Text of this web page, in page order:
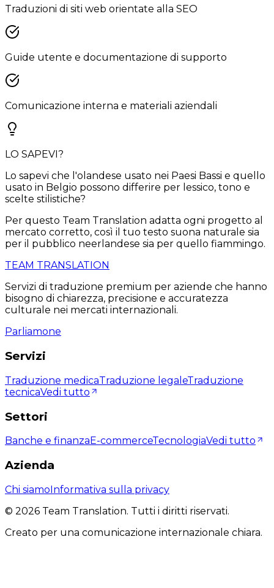
Traduzioni di siti web orientate alla SEO
Guide utente e documentazione di supporto
Comunicazione interna e materiali aziendali
LO SAPEVI?
Lo sapevi che l'olandese usato nei Paesi Bassi e quello
usato in Belgio possono differire per lessico, tono e
scelte stilistiche?
Per questo Team Translation adatta ogni progetto al
mercato corretto, così il tuo testo suona naturale sia
per il pubblico neerlandese sia per quello fiammingo.
TEAM TRANSLATION
Servizi di traduzione premium per aziende che hanno
bisogno di chiarezza, precisione e accuratezza
culturale nei mercati internazionali.
Parliamone
Servizi
Traduzione medicaTraduzione legaleTraduzione
tecnicaVedi tutto
Settori
Banche e finanza E-commerceTecnologiaVedi tutto
Azienda
Chi siamoInformativa sulla privacy
© 2026 Team Translation. Tutti i diritti riservati.
Creato per una comunicazione internazionale chiara.